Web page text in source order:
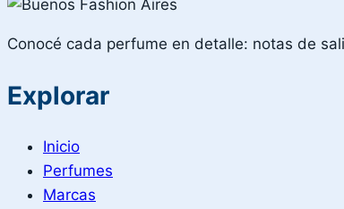
Conocé cada perfume en detalle: notas de
Explorar
Inicio
Perfumes
Marcas